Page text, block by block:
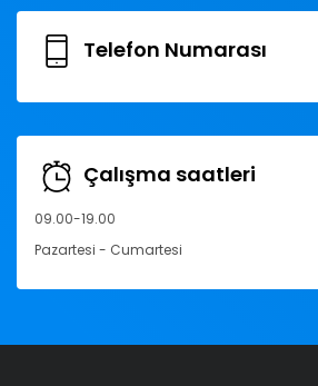
Telefon Numarası
Çalışma saatleri
09.00-19.00
Pazartesi - Cumartesi